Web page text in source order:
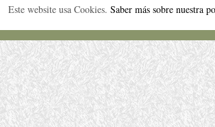
Este website usa Cookies. Saber más sobre nuestra